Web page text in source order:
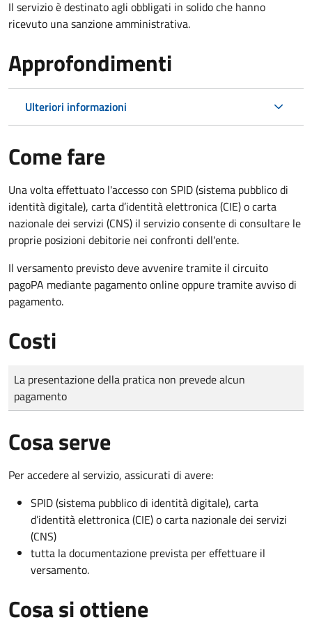
Il servizio è destinato agli obbligati in solido che hanno
ricevuto una sanzione amministrativa.
Approfondimenti
Ulteriori informazioni
Come fare
Una volta effettuato l'accesso con SPID (sistema pubblico di
identità digitale), carta d’identità elettronica (CIE) o carta
nazionale dei servizi (CNS) il servizio consente di consultare le
proprie posizioni debitorie nei confronti dell'ente.
Il versamento previsto deve avvenire tramite il circuito
pagoPA mediante pagamento online oppure tramite avviso di
pagamento.
Costi
Tipo di pagamento
Importo
La presentazione della pratica non prevede alcun
pagamento
Cosa serve
Per accedere al servizio, assicurati di avere:
SPID (sistema pubblico di identità digitale), carta
d’identità elettronica (CIE) o carta nazionale dei servizi
(CNS)
tutta la documentazione prevista per effettuare il
versamento.
Cosa si ottiene